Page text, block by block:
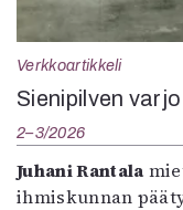
Verkkoartikkeli
Sienipilven varjo
2–3/2026
Juhani Rantala
ihmiskunnan